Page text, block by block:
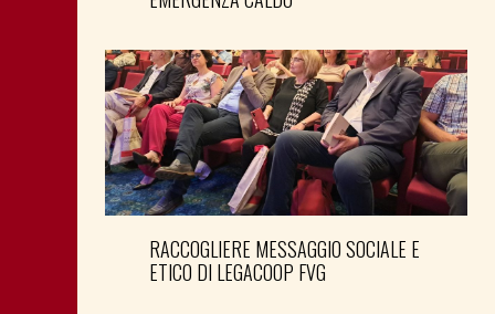
RACCOGLIERE MESSAGGIO SOCIALE E
ETICO DI LEGACOOP FVG